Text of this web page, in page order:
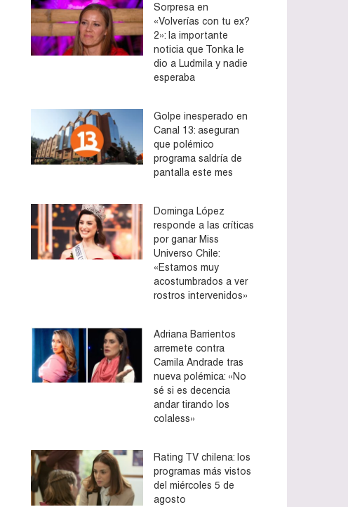
Sorpresa en
«Volverías con tu ex?
2»: la importante
noticia que Tonka le
dio a Ludmila y nadie
esperaba
Golpe inesperado en
Canal 13: aseguran
que polémico
programa saldría de
pantalla este mes
Dominga López
responde a las críticas
por ganar Miss
Universo Chile:
«Estamos muy
acostumbrados a ver
rostros intervenidos»
Adriana Barrientos
arremete contra
Camila Andrade tras
nueva polémica: «No
sé si es decencia
andar tirando los
colaless»
Rating TV chilena: los
programas más vistos
del miércoles 5 de
agosto